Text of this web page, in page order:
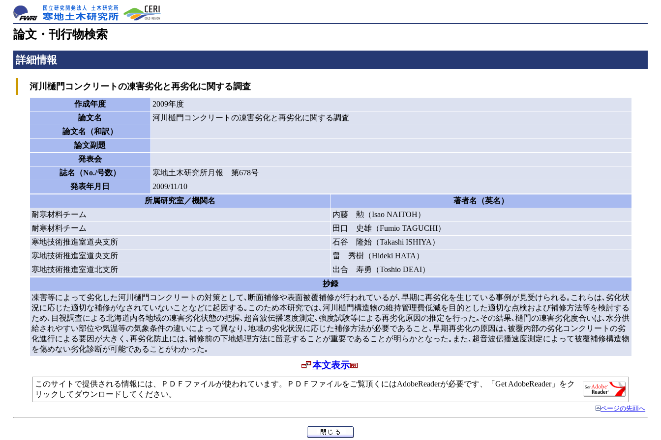
論文・刊行物検索
詳細情報
河川樋門コンクリートの凍害劣化と再劣化に関する調査
作成年度
2009年度
論文名
河川樋門コンクリートの凍害劣化と再劣化に関する調査
論文名（和訳）
論文副題
発表会
誌名（No./号数）
寒地土木研究所月報 第678号
発表年月日
2009/11/10
所属研究室／機関名
著者名（英名）
耐寒材料チーム
内藤 勲（Isao NAITOH）
耐寒材料チーム
田口 史雄（Fumio TAGUCHI）
寒地技術推進室道央支所
石谷 隆始（Takashi ISHIYA）
寒地技術推進室道央支所
畠 秀樹（Hideki HATA）
寒地技術推進室道北支所
出合 寿勇（Toshio DEAI）
抄録
凍害等によって劣化した河川樋門コンクリートの対策として､断面補修や表面被覆補修が行われているが､早期に再劣化を生じている事例が見受けられる｡これらは､劣化状
況に応じた適切な補修がなされていないことなどに起因する｡このため本研究では､河川樋門構造物の維持管理費低減を目的とした適切な点検および補修方法等を検討する
ため､目視調査による北海道内各地域の凍害劣化状態の把握､超音波伝播速度測定､強度試験等による再劣化原因の推定を行った｡その結果､樋門の凍害劣化度合いは､水分供
給されやすい部位や気温等の気象条件の違いによって異なり､地域の劣化状況に応じた補修方法が必要であること､早期再劣化の原因は､被覆内部の劣化コンクリートの劣
化進行による要因が大きく､再劣化防止には､補修前の下地処理方法に留意することが重要であることが明らかとなった｡また､超音波伝播速度測定によって被覆補修構造物
を傷めない劣化診断が可能であることがわかった｡
本文表示
このサイトで提供される情報には、ＰＤＦファイルが使われています。ＰＤＦファイルをご覧頂くにはAdobeReaderが必要です、「Get AdobeReader」をク
リックしてダウンロードしてください。
ページの先頭へ